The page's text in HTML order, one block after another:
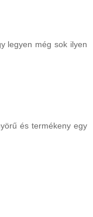
legyen még sok ilyen
és termékeny egy